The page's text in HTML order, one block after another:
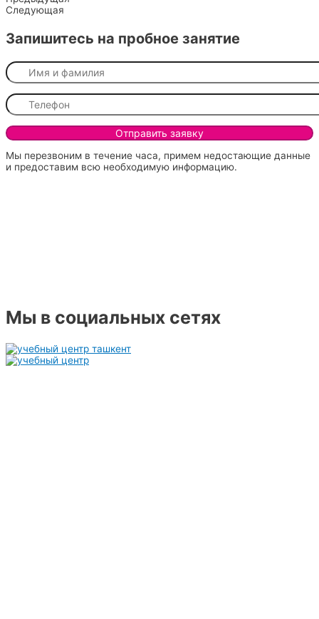
Следующая
Запишитесь на пробное занятие
Мы перезвоним в течение часа, примем недостающие данные
и предоставим всю необходимую информацию.
Мы в социальных сетях